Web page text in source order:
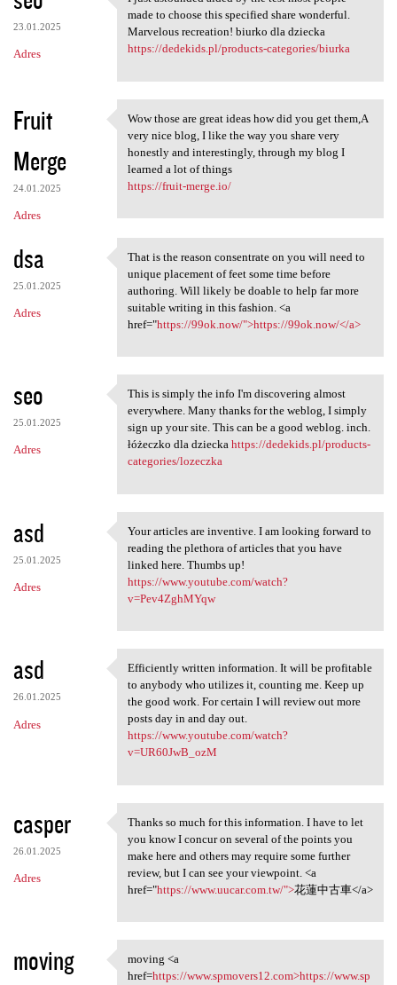
23.01.2025
Adres
I just astounded aided by the
made to choose this specified share wonderful.
Marvelous recreation! biurko dla dziecka
https://dedekids.pl/products-categories/biurka
Fruit
Merge
24.01.2025
Adres
Wow those are great ideas how
Wow those are great ideas how did you get them,A
very nice blog, I like the way you share very
honestly and interestingly, through my blog I
learned a lot of things
https://fruit-merge.io/
dsa
25.01.2025
Adres
That is the reason
That is the reason consentrate on you will need to
unique placement of feet some time before
authoring. Will likely be doable to help far more
suitable writing in this fashion. <a
href="https://99ok.now/">https://99ok.now/</a>
seo
25.01.2025
Adres
This is simply the info I'm
This is simply the info I'm discovering almost
everywhere. Many thanks for the weblog, I simply
sign up your site. This can be a good weblog. inch.
łóżeczko dla dziecka https://dedekids.pl/products-
categories/lozeczka
asd
25.01.2025
Adres
Your articles are inventive.
Your articles are inventive. I am looking forward to
reading the plethora of articles that you have
linked here. Thumbs up!
https://www.youtube.com/watch?
v=Pev4ZghMYqw
asd
26.01.2025
Adres
Efficiently written
Efficiently written information. It will be profitable
to anybody who utilizes it, counting me. Keep up
the good work. For certain I will review out more
posts day in and day out.
https://www.youtube.com/watch?
v=UR60JwB_ozM
casper
26.01.2025
Adres
Thanks so much for this
Thanks so much for this information. I have to let
you know I concur on several of the points you
make here and others may require some further
review, but I can see your viewpoint. <a
href="https://www.uucar.com.tw/">花蓮中古車</a>
moving
moving <a href=https://www
moving <a
href=https://www.spmovers12.com>https://www.sp